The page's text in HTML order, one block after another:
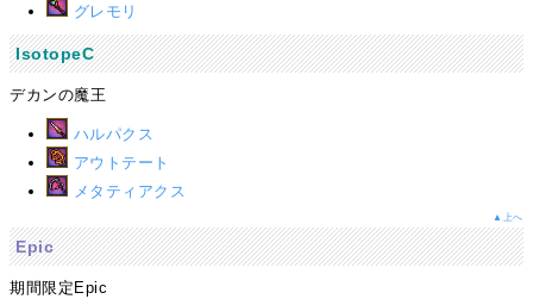
グレモリ
IsotopeC
デカンの魔王
ハルパクス
アウトテート
メタティアクス
▲上へ
Epic
期間限定Epic